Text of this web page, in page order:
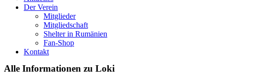
Der Verein
Mitglieder
Mitgliedschaft
Shelter in Rumänien
Fan-Shop
Kontakt
Alle Informationen zu Loki